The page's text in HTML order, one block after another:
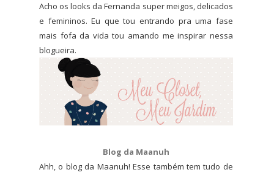
Acho os looks da Fernanda super meigos, delicados
e femininos. Eu que tou entrando pra uma fase
mais fofa da vida tou amando me inspirar nessa
blogueira.
Blog da Maanuh
Ahh, o blog da Maanuh! Esse também tem tudo de